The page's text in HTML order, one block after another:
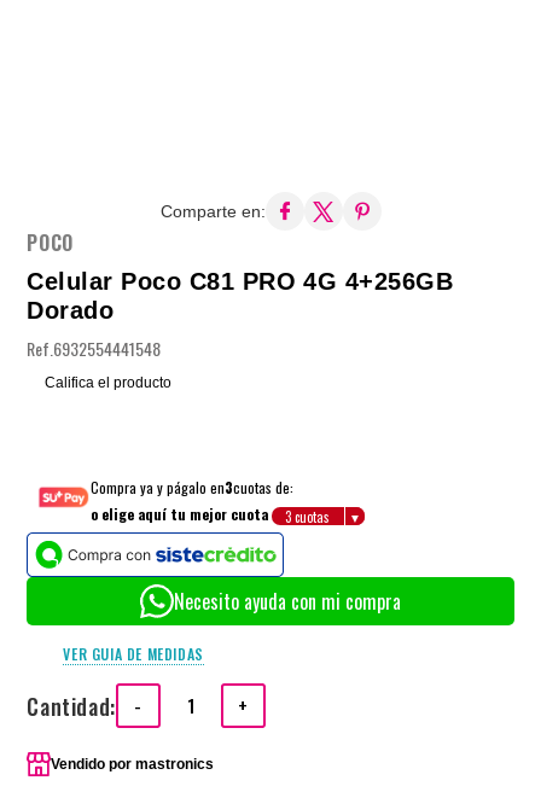
Comparte en:
POCO
Celular Poco C81 PRO 4G 4+256GB
Dorado
Ref. 6932554441548
Califica el producto
Compra ya y págalo en3cuotas de:
o elige aquí tu mejor cuota
Necesito ayuda con mi compra
VER GUIA DE MEDIDAS
Cantidad: - +
Vendido pormastronics